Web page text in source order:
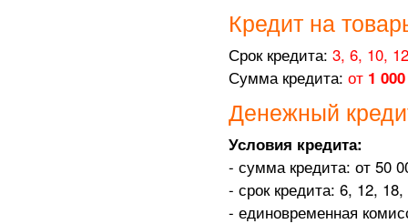
Кредит на
Срок кредита: 3, 6, 10,
Сумма кредита: от 1 000
Денежный
Условия кредита:
- сумма кредита: от 50
- срок кредита: 6, 12,
- единовременная